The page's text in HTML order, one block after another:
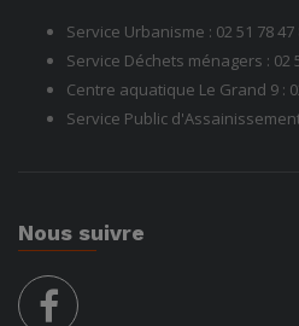
Service Urbanisme : 02 51 78 47
Service Déchets ménagers : 02
Centre aquatique Le Grand 9 :
Service Public
Nous suivre